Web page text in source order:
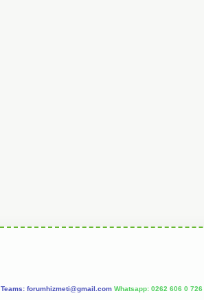
Teams: forumhizmeti@gmail.com Whatsapp: 0262 606 0 726